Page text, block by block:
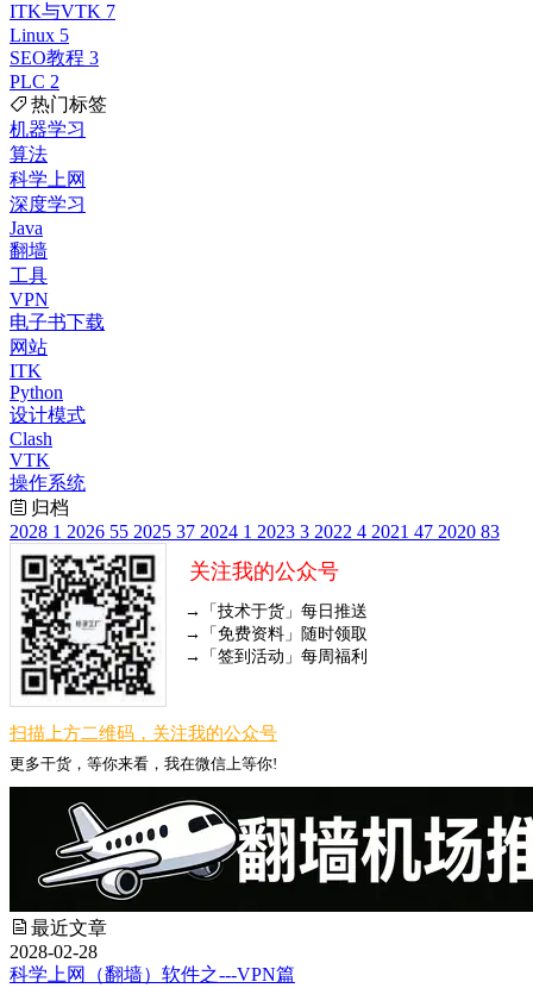
ITK与VTK 7
Linux 5
SEO教程 3
PLC 2
热门标签
机器学习
算法
科学上网
深度学习
Java
翻墙
工具
VPN
电子书下载
网站
ITK
Python
设计模式
Clash
VTK
操作系统
归档
2028 1 2026 55 2025 37 2024 1 2023 3 2022 4 2021 47 2020 83
关注我的公众号
→「技术于货」每日推送
→「免费资料」随时领取
→「签到活动」每周福利
扫描上方二维码，关注我的公众号
更多干货，等你来看，我在微信上等你!
最近文章
2028-02-28
科学上网（翻墙）软件之---VPN篇